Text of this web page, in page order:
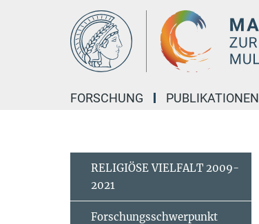
FORSCHUNG PUBLIKATIONEN
RELIGIÖSE VIELFALT 2009-
2021
Forschungsschwerpunkt